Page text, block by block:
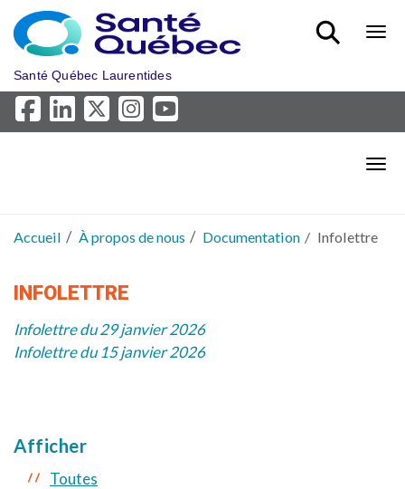
Aller au menu principal
Santé Québec Laurentides
Accueil À propos de nous Documentation Infolettre
INFOLETTRE
Infolettre du 29 janvier 2026
Infolettre du 15 janvier 2026
Afficher
Toutes